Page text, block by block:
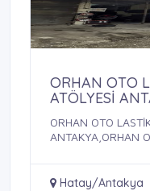
ORHAN OTO
ATÖLYESİ
ORHAN OTO
ANTAKYA,ORHAN
Hatay/Antakya